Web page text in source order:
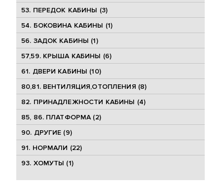
53. ПЕРЕДОК КАБИНЫ (3)
54. БОКОВИНА КАБИНЫ (1)
56. ЗАДОК КАБИНЫ (1)
57,59. КРЫША КАБИНЫ (6)
61. ДВЕРИ КАБИНЫ (10)
80,81. ВЕНТИЛЯЦИЯ,ОТОПЛЕНИЯ (8)
82. ПРИНАДЛЕЖНОСТИ КАБИНЫ (4)
85, 86. ПЛАТФОРМА (2)
90. ДРУГИЕ (9)
91. НОРМАЛИ (22)
93. ХОМУТЫ (1)